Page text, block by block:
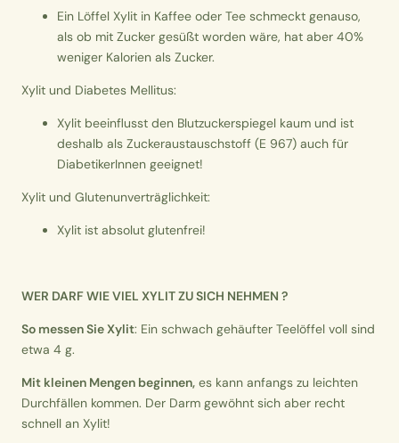
Ein Löffel Xylit in Kaffee oder Tee schmeckt genauso,
als ob mit Zucker gesüßt worden wäre, hat aber 40%
weniger Kalorien als Zucker.
Xylit und Diabetes Mellitus:
Xylit beeinflusst den Blutzuckerspiegel kaum und ist
deshalb als Zuckeraustauschstoff (E 967) auch für
DiabetikerInnen geeignet!
Xylit und Glutenunverträglichkeit:
Xylit ist absolut glutenfrei!
WER DARF WIE VIEL XYLIT ZU SICH NEHMEN ?
So messen Sie Xylit: Ein schwach gehäufter Teelöffel voll sind
etwa 4 g.
Mit kleinen Mengen beginnen, es kann anfangs zu leichten
Durchfällen kommen. Der Darm gewöhnt sich aber recht
schnell an Xylit!